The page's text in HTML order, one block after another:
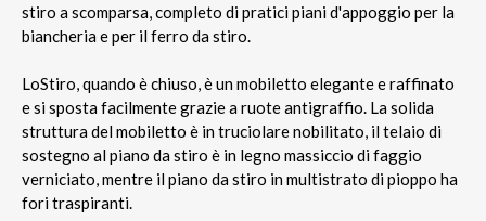
stiro a scomparsa, completo di pratici piani d'appoggio per la
biancheria e per il ferro da stiro.
LoStiro, quando è chiuso, è un mobiletto elegante e raffinato
e si sposta facilmente grazie a ruote antigraffio. La solida
struttura del mobiletto è in truciolare nobilitato, il telaio di
sostegno al piano da stiro è in legno massiccio di faggio
verniciato, mentre il piano da stiro in multistrato di pioppo ha
fori traspiranti.